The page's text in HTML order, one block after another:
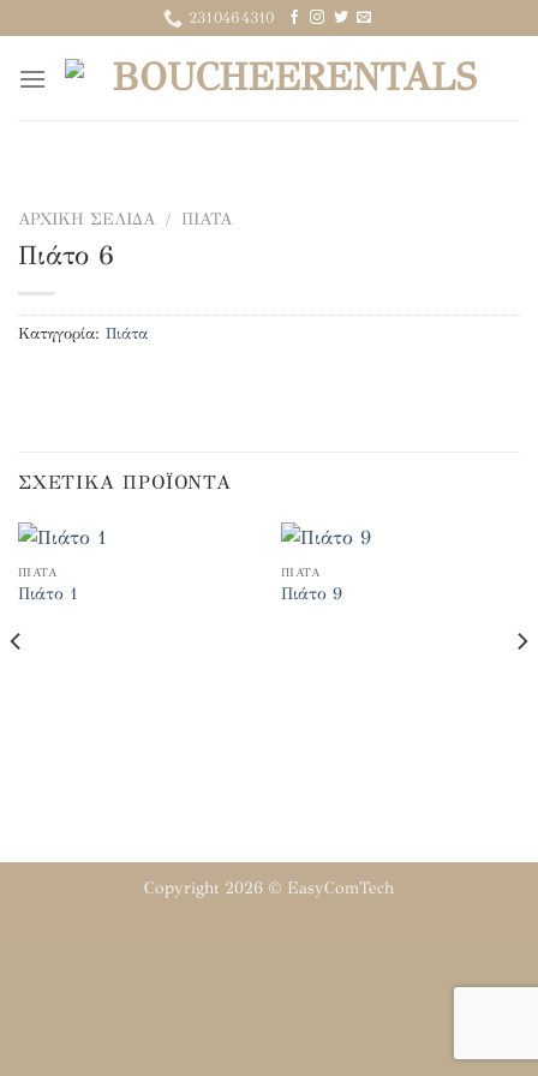
στο
περιεχόμενο
2310464310
ΑΡΧΙΚΉ ΣΕΛΊΔΑ / ΠΙΆΤΑ
Πιάτο 6
Κατηγορία: Πιάτα
ΣΧΕΤΙΚΆ ΠΡΟΪΌΝΤΑ
ΠΙΆΤΑ
Πιάτο 1
ΠΙΆΤΑ
Πιάτο 9
Copyright 2026 © EasyComTech